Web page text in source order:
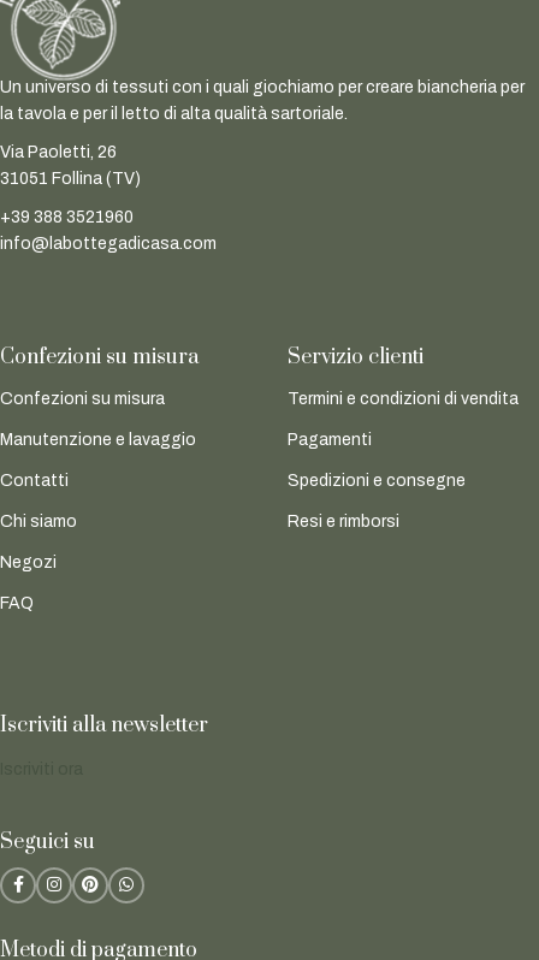
Un universo di tessuti con i quali giochiamo per creare biancheria per
la tavola e per il letto di alta qualità sartoriale.
Via Paoletti, 26
31051 Follina (TV)
+39 388 3521960
info@labottegadicasa.com
Confezioni su misura
Confezioni su misura
Manutenzione e lavaggio
Contatti
Chi siamo
Negozi
FAQ
Servizio clienti
Termini e condizioni di vendita
Pagamenti
Spedizioni e consegne
Resi e rimborsi
Iscriviti alla newsletter
Seguici su
Metodi di pagamento